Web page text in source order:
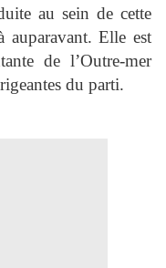
au sein de cette
auparavant. Elle est
de l’Outre-mer
du parti.